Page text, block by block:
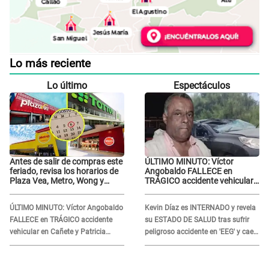
Lo más reciente
Lo último
Antes de salir de compras este
feriado, revisa los horarios de
Plaza Vea, Metro, Wong y
ÚLTIMO MINUTO: Víctor Angobaldo
FALLECE en TRÁGICO accidente
vehicular en Cañete y Patricia
Alquinta lo confirma
Espectáculos
ÚLTIMO MINUTO: Víctor
Angobaldo FALLECE en
TRÁGICO accidente vehicular
Kevin Díaz es INTERNADO y revela
su ESTADO DE SALUD tras sufrir
peligroso accidente en 'EEG' y caer
desde altura de ocho metros